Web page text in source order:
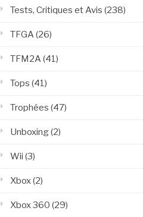
Tests, Critiques et Avis (238)
TFGA (26)
TFM2A (41)
Tops (41)
Trophées (47)
Unboxing(2)
Wii (3)
Xbox(2)
Xbox 360 (29)